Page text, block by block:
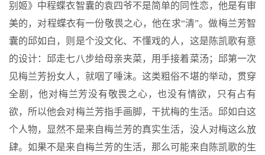
别姬》中程蝶衣智囊的袁四爷不是简单的同性恋，他是有审
美的，对程蝶衣有一份敬畏之心，他在求“清”。做梅兰芳智
囊的邱如白，则是个没文化、不懂戏的人，这是陈凯歌有意
的设计：邱走七八步给母亲夹菜，用手接着菜汤；邱第一次
见梅兰芳扮女人，就咽了唾沫。这类粗俗不堪的举动，贯穿
全剧，他对梅兰芳没有敬畏之心，也没有情欲，只有占有
欲，所以他会对梅兰芳指手画脚，干扰梅的生活。邱如白这
个人物，显然不是来自梅兰芳的真实生活，没人对梅这么放
肆。如果不是来自梅兰芳的生活，那么可能来自陈凯歌的生